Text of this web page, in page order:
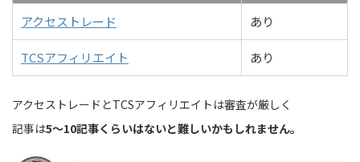
アクセストレード あり
TCSアフィリエイト あり
アクセストレードとTCSアフィリエイトは審査が厳しく
記事は5〜10記事くらいはないと難しいかもしれません。